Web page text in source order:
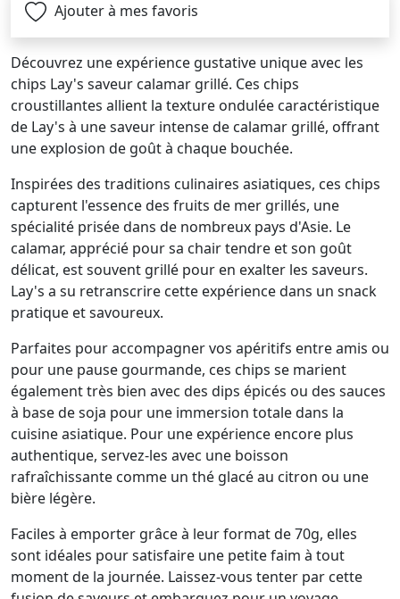
Ajouter à mes favoris
Découvrez une expérience gustative unique avec les
chips Lay's saveur calamar grillé. Ces chips
croustillantes allient la texture ondulée caractéristique
de Lay's à une saveur intense de calamar grillé, offrant
une explosion de goût à chaque bouchée.
Inspirées des traditions culinaires asiatiques, ces chips
capturent l'essence des fruits de mer grillés, une
spécialité prisée dans de nombreux pays d'Asie. Le
calamar, apprécié pour sa chair tendre et son goût
délicat, est souvent grillé pour en exalter les saveurs.
Lay's a su retranscrire cette expérience dans un snack
pratique et savoureux.
Parfaites pour accompagner vos apéritifs entre amis ou
pour une pause gourmande, ces chips se marient
également très bien avec des dips épicés ou des sauces
à base de soja pour une immersion totale dans la
cuisine asiatique. Pour une expérience encore plus
authentique, servez-les avec une boisson
rafraîchissante comme un thé glacé au citron ou une
bière légère.
Faciles à emporter grâce à leur format de 70g, elles
sont idéales pour satisfaire une petite faim à tout
moment de la journée. Laissez-vous tenter par cette